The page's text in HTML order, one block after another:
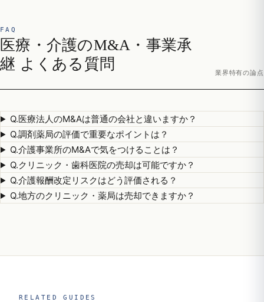
FAQ
医療・介護のM&A・事業承
継 よくある質問
業界特有の論点
Q.医療法人のM&Aは普通の会社と違いますか？
Q.調剤薬局の評価で重要なポイントは？
Q.介護事業所のM&Aで気をつけることは？
Q.クリニック・歯科医院の売却は可能ですか？
Q.介護報酬改定リスクはどう評価される？
Q.地方のクリニック・薬局は売却できますか？
RELATED GUIDES